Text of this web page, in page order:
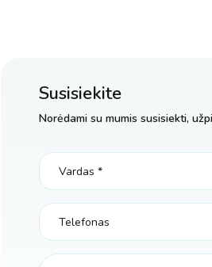
Susisiekite
Norėdami su mumis susisiekti,